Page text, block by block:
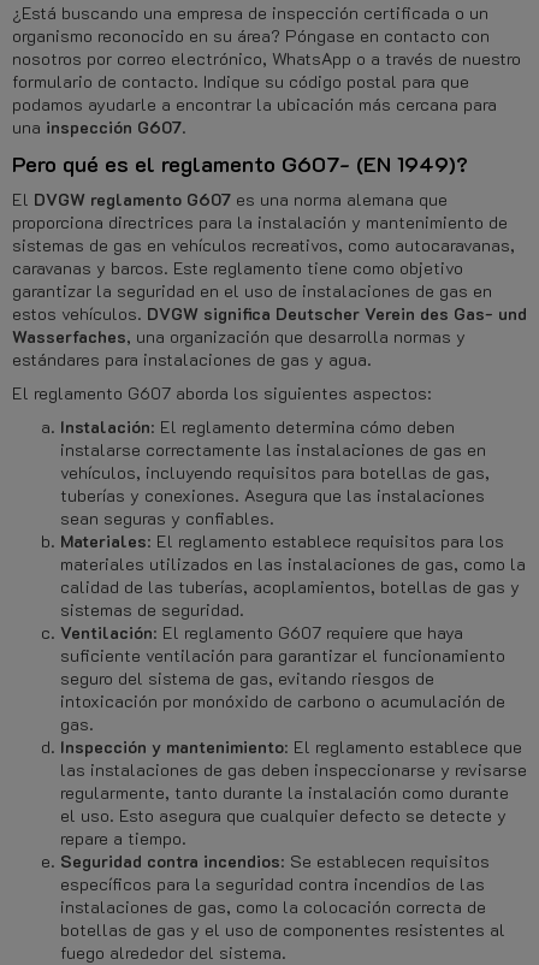
¿Está buscando una empresa de inspección certificada o un
organismo reconocido en su área? Póngase en contacto con
nosotros por correo electrónico, WhatsApp o a través de nuestro
formulario de contacto. Indique su código postal para que
podamos ayudarle a encontrar la ubicación más cercana para
una inspección G607.
Pero qué es el reglamento G607- (EN 1949)?
El DVGW reglamento G607 es una norma alemana que
proporciona directrices para la instalación y mantenimiento de
sistemas de gas en vehículos recreativos, como autocaravanas,
caravanas y barcos. Este reglamento tiene como objetivo
garantizar la seguridad en el uso de instalaciones de gas en
estos vehículos. DVGW significa Deutscher Verein des Gas- und
Wasserfaches, una organización que desarrolla normas y
estándares para instalaciones de gas y agua.
El reglamento G607 aborda los siguientes aspectos:
Instalación: El reglamento determina cómo deben
instalarse correctamente las instalaciones de gas en
vehículos, incluyendo requisitos para botellas de gas,
tuberías y conexiones. Asegura que las instalaciones
sean seguras y confiables.
Materiales: El reglamento establece requisitos para los
materiales utilizados en las instalaciones de gas, como la
calidad de las tuberías, acoplamientos, botellas de gas y
sistemas de seguridad.
Ventilación: El reglamento G607 requiere que haya
suficiente ventilación para garantizar el funcionamiento
seguro del sistema de gas, evitando riesgos de
intoxicación por monóxido de carbono o acumulación de
gas.
Inspección y mantenimiento: El reglamento establece que
las instalaciones de gas deben inspeccionarse y revisarse
regularmente, tanto durante la instalación como durante
el uso. Esto asegura que cualquier defecto se detecte y
repare a tiempo.
Seguridad contra incendios: Se establecen requisitos
específicos para la seguridad contra incendios de las
instalaciones de gas, como la colocación correcta de
botellas de gas y el uso de componentes resistentes al
fuego alrededor del sistema.